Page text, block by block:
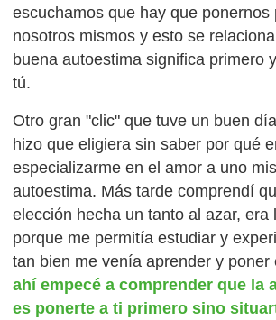
escuchamos que hay que ponernos
nosotros mismos y esto se
buena autoestima significa primero
tú.
Otro gran "clic" que tuve un buen
hizo que eligiera sin saber por qué
especializarme en el amor a uno
autoestima. Más tarde comprendí
elección hecha un tanto al azar, era
porque me permitía estudiar y
tan bien me venía aprender y
ahí empecé a comprender que la
es ponerte a ti primero sino